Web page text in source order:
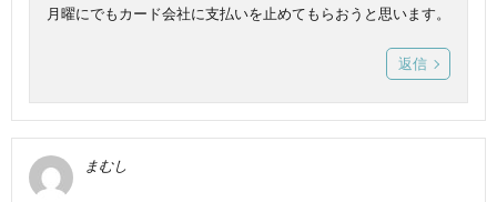
月曜にでもカード会社に支払いを止めてもらおうと思います。
返信
まむし